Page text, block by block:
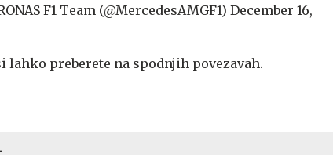
F1 Team (@MercedesAMGF1) December 16,
preberete na spodnjih povezavah.